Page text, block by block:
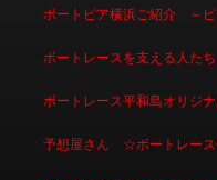
ボートピア横浜ご紹介 ～ピ
ボートレースを支える人たち
ボートレース平和島オリジ
予想屋さん ☆ボートレー